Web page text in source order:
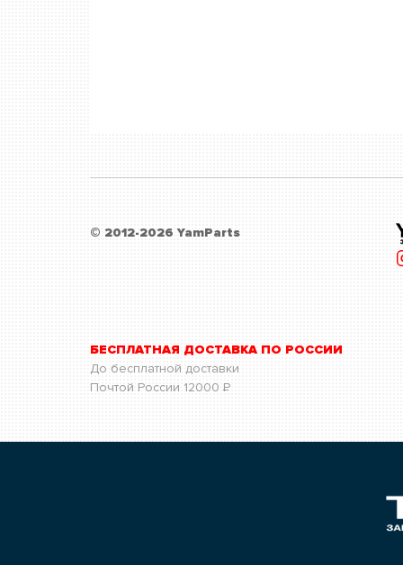
© 2012-2026 YamParts
БЕСПЛАТНАЯ ДОСТАВКА ПО РОССИИ
До бесплатной доставки
Почтой России 12000 Р